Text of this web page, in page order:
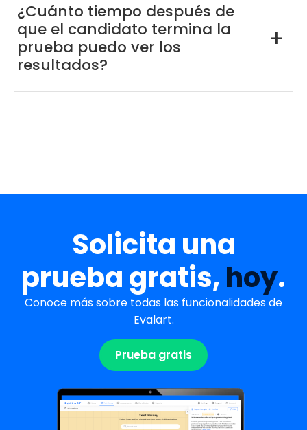
a
¿Cuánto tiempo después de
que el candidato termina la
prueba puedo ver los
resultados?
Solicita una
prueba gratis,hoy.
Conoce más sobre todas las funcionalidades de
Evalart.
Prueba gratis